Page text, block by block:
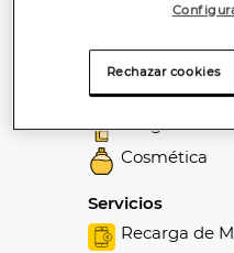
Pescadería
Congelados
Panadería
Cosmética
Servicios
Recarga de
Rechazar cookies